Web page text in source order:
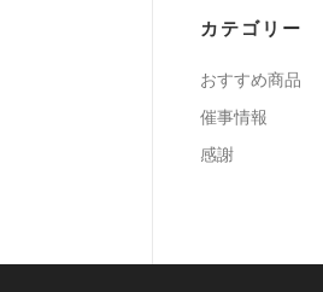
カテゴリー
おすすめ商品
催事情報
感謝